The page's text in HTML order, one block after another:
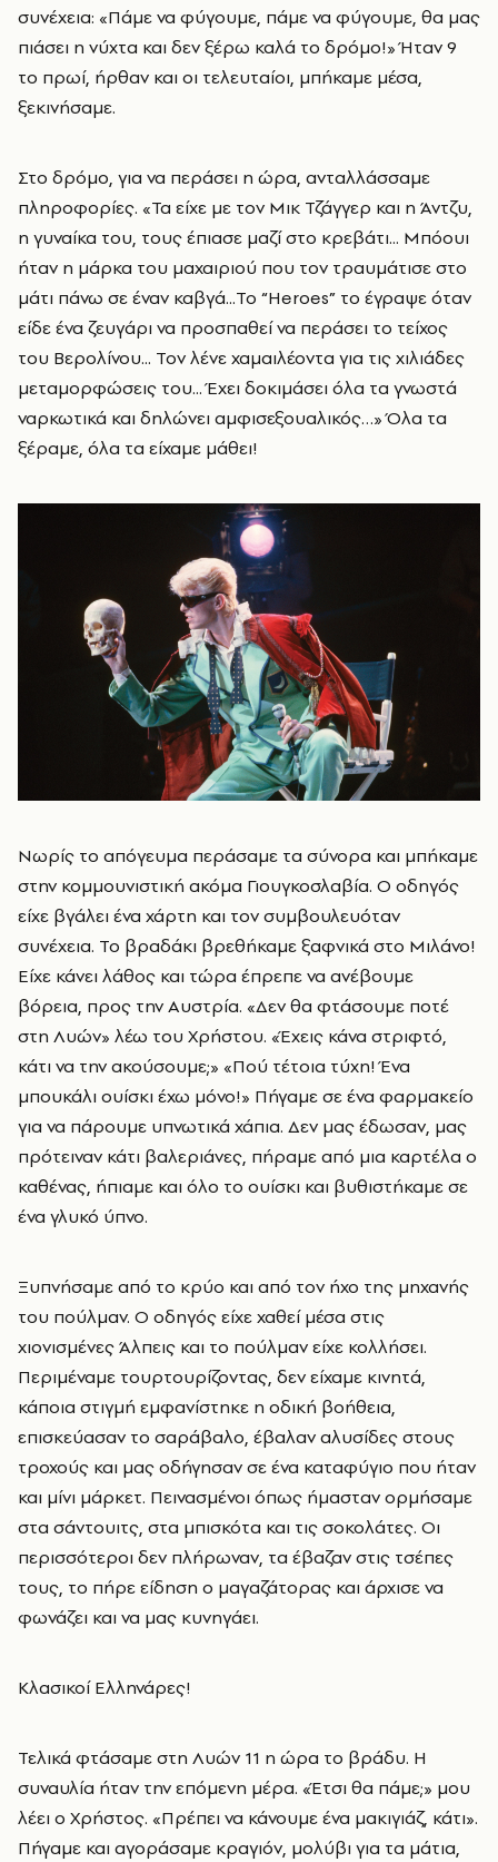
συνέχεια: «Πάμε να φύγουμε, πάμε να φύγουμε, θα μας
πιάσει η νύχτα και δεν ξέρω καλά το δρόμο!» Ήταν 9
το πρωί, ήρθαν και οι τελευταίοι, μπήκαμε μέσα,
ξεκινήσαμε.
Στο δρόμο, για να περάσει η ώρα, ανταλλάσσαμε
πληροφορίες. «Τα είχε με τον Μικ Τζάγγερ και η Άντζυ,
η γυναίκα του, τους έπιασε μαζί στο κρεβάτι... Mπόουι
ήταν η μάρκα του μαχαιριού που τον τραυμάτισε στο
μάτι πάνω σε έναν καβγά...Το “Ηeroes” το έγραψε όταν
είδε ένα ζευγάρι να προσπαθεί να περάσει το τείχος
του Βερολίνου... Τον λένε χαμαιλέοντα για τις χιλιάδες
μεταμορφώσεις του... Έχει δοκιμάσει όλα τα γνωστά
ναρκωτικά και δηλώνει αμφισεξουαλικός…» Όλα τα
ξέραμε, όλα τα είχαμε μάθει!
Νωρίς το απόγευμα περάσαμε τα σύνορα και μπήκαμε
στην κομμουνιστική ακόμα Γιουγκοσλαβία. Ο οδηγός
είχε βγάλει ένα χάρτη και τον συμβουλευόταν
συνέχεια. Το βραδάκι βρεθήκαμε ξαφνικά στο Μιλάνο!
Είχε κάνει λάθος και τώρα έπρεπε να ανέβουμε
βόρεια, προς την Αυστρία. «Δεν θα φτάσουμε ποτέ
στη Λυών» λέω του Χρήστου. «Έχεις κάνα στριφτό,
κάτι να την ακούσουμε;» «Πού τέτοια τύχη! Ένα
μπουκάλι ουίσκι έχω μόνο!» Πήγαμε σε ένα φαρμακείο
για να πάρουμε υπνωτικά χάπια. Δεν μας έδωσαν, μας
πρότειναν κάτι βαλεριάνες, πήραμε από μια καρτέλα ο
καθένας, ήπιαμε και όλο το ουίσκι και βυθιστήκαμε σε
ένα γλυκό ύπνο.
Ξυπνήσαμε από το κρύο και από τον ήχο της μηχανής
του πούλμαν. Ο οδηγός είχε χαθεί μέσα στις
χιονισμένες Άλπεις και το πούλμαν είχε κολλήσει.
Περιμέναμε τουρτουρίζοντας, δεν είχαμε κινητά,
κάποια στιγμή εμφανίστηκε η οδική βοήθεια,
επισκεύασαν το σαράβαλο, έβαλαν αλυσίδες στους
τροχούς και μας οδήγησαν σε ένα καταφύγιο που ήταν
και μίνι μάρκετ. Πεινασμένοι όπως ήμασταν ορμήσαμε
στα σάντουιτς, στα μπισκότα και τις σοκολάτες. Οι
περισσότεροι δεν πλήρωναν, τα έβαζαν στις τσέπες
τους, το πήρε είδηση ο μαγαζάτορας και άρχισε να
φωνάζει και να μας κυνηγάει.
Kλασικοί Ελληνάρες!
Τελικά φτάσαμε στη Λυών 11 η ώρα το βράδυ. Η
συναυλία ήταν την επόμενη μέρα. «Έτσι θα πάμε;» μου
λέει ο Χρήστος. «Πρέπει να κάνουμε ένα μακιγιάζ, κάτι».
Πήγαμε και αγοράσαμε κραγιόν, μολύβι για τα μάτια,